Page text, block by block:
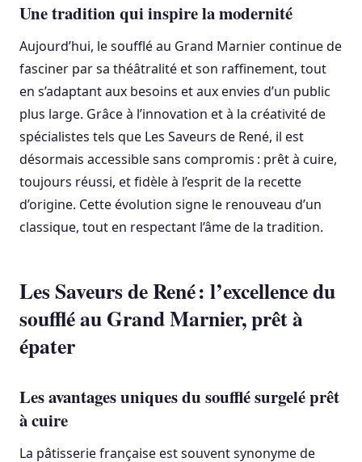
Une tradition qui inspire la modernité
Aujourd’hui, le soufflé au Grand Marnier continue de
fasciner par sa théâtralité et son raffinement, tout
en s’adaptant aux besoins et aux envies d’un public
plus large. Grâce à l’innovation et à la créativité de
spécialistes tels que Les Saveurs de René, il est
désormais accessible sans compromis : prêt à cuire,
toujours réussi, et fidèle à l’esprit de la recette
d’origine. Cette évolution signe le renouveau d’un
classique, tout en respectant l’âme de la tradition.
Les Saveurs de René : l’excellence du
soufflé au Grand Marnier, prêt à
épater
Les avantages uniques du soufflé surgelé prêt
à cuire
La pâtisserie française est souvent synonyme de